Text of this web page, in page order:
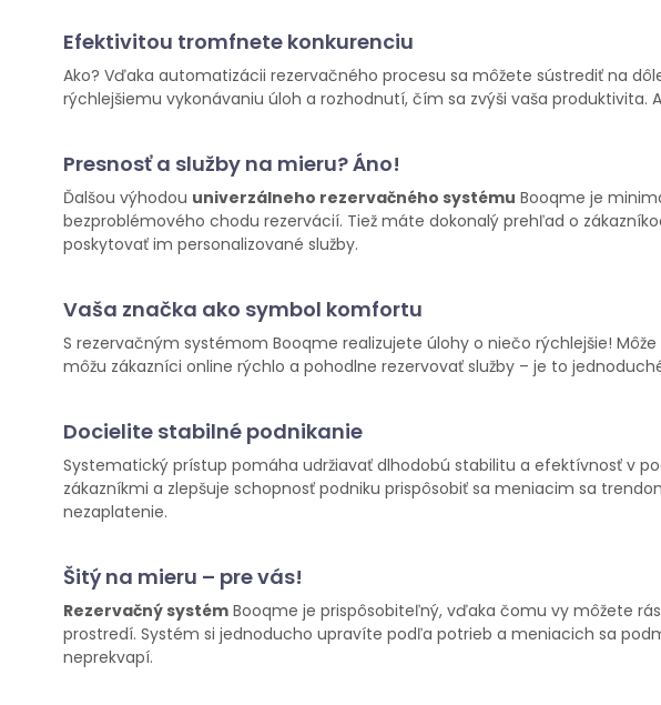
Efektivitou tromfnete konkurenciu
Ako? Vďaka automatizácii rezervačného procesu sa môžete sústrediť na
rýchlejšiemu vykonávaniu úloh a rozhodnutí, čím sa zvýši vaša produktivita.
Presnosť a služby na mieru? Áno!
Ďalšou výhodou univerzálneho rezervačného systému Booqme je
bezproblémového chodu rezervácií. Tiež máte dokonalý prehľad o
poskytovať im personalizované služby.
Vaša značka ako symbol komfortu
S rezervačným systémom Booqme realizujete úlohy o niečo rýchlejšie!
môžu zákazníci online rýchlo a pohodlne rezervovať služby – je to
Docielite stabilné podnikanie
Systematický prístup pomáha udržiavať dlhodobú stabilitu a efektívnosť v
zákazníkmi a zlepšuje schopnosť podniku prispôsobiť sa meniacim sa
nezaplatenie.
Šitý na mieru – pre vás!
Rezervačný systém Booqme je prispôsobiteľný, vďaka čomu vy môžete
prostredí. Systém si jednoducho upravíte podľa potrieb a meniacich sa
neprekvapí.